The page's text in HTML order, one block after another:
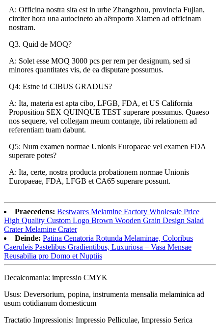
A: Officina nostra sita est in urbe Zhangzhou, provincia Fujian,
circiter hora una autocineto ab aëroporto Xiamen ad officinam
nostram.
Q3. Quid de MOQ?
A: Solet esse MOQ 3000 pcs per rem per designum, sed si
minores quantitates vis, de ea disputare possumus.
Q4: Estne id CIBUS GRADUS?
A: Ita, materia est apta cibo, LFGB, FDA, et US California
Proposition SEX QUINQUE TEST superare possumus. Quaeso
nos sequere, vel collegam meum contange, tibi relationem ad
referentiam tuam dabunt.
Q5: Num examen normae Unionis Europaeae vel examen FDA
superare potes?
A: Ita, certe, nostra producta probationem normae Unionis
Europaeae, FDA, LFGB et CA65 superare possunt.
Praecedens: Bestwares Melamine Factory Wholesale Price
High Quality Custom Logo Brown Wooden Grain Design Salad
Crater Melamine Crater
Deinde: Patina Cenatoria Rotunda Melaminae, Coloribus
Caeruleis Pastelibus Gradientibus, Luxuriosa – Vasa Mensae
Reusabilia pro Domo et Nuptiis
Decalcomania: impressio CMYK
Usus: Deversorium, popina, instrumenta mensalia melaminica ad
usum cotidianum domesticum
Tractatio Impressionis: Impressio Pelliculae, Impressio Serica